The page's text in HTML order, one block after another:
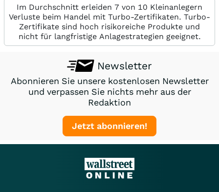
Im Durchschnitt erleiden 7 von 10 Kleinanlegern
Verluste beim Handel mit Turbo-Zertifikaten. Turbo-
Zertifikate sind hoch risikoreiche Produkte und
nicht für langfristige Anlagestrategien geeignet.
Newsletter
Abonnieren Sie unsere kostenlosen Newsletter
und verpassen Sie nichts mehr aus der
Redaktion
Jetzt abonnieren!